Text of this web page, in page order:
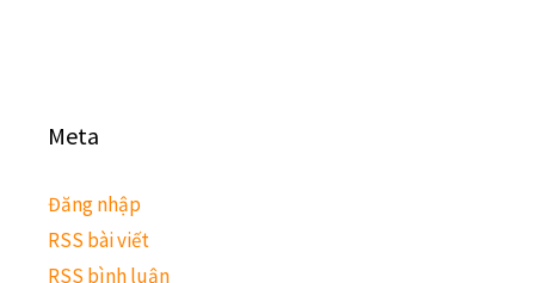
Meta
Đăng nhập
RSS bài viết
RSS bình luận